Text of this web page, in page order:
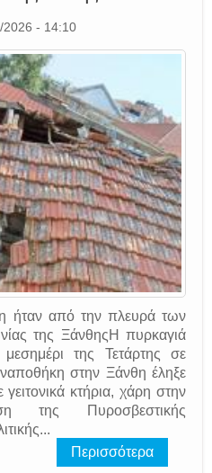
2026 - 14:10
ήταν από την πλευρά των
της ΞάνθηςΗ πυρκαγιά
της Τετάρτης σε
στην Ξάνθη έληξε
κτήρια, χάρη στην
της Πυροσβεστικής
Περισσότερα